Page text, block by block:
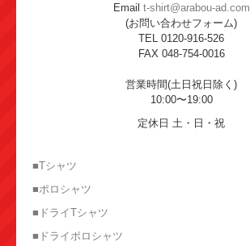
Email t-shirt@arabou-ad.com
(お問い合わせフォーム)
TEL 0120-916-526
FAX 048-754-0016
営業時間(土日祝日除く)
10:00〜19:00
定休日 土・日・祝
■Tシャツ
■ポロシャツ
■ドライTシャツ
■ドライポロシャツ